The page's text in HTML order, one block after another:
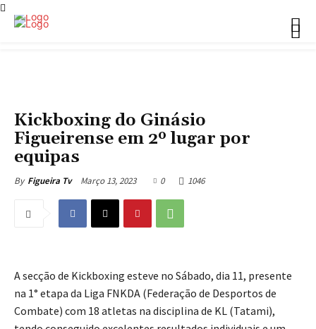
Kickboxing do Ginásio
Figueirense em 2º lugar por
equipas
By Figueira Tv Março 13, 2023 0 1046
A secção de Kickboxing esteve no Sábado, dia 11, presente
na 1° etapa da Liga FNKDA (Federação de Desportos de
Combate) com 18 atletas na disciplina de KL (Tatami),